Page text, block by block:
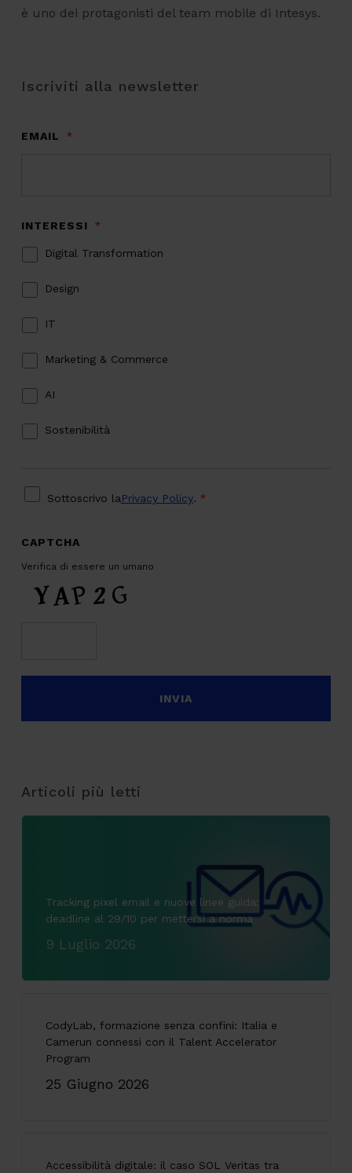
è uno dei protagonisti del team mobile di Intesys.
Iscriviti alla newsletter
EMAIL *
INTERESSI *
Digital Transformation
Design
IT
Marketing & Commerce
AI
Sostenibilità
PRIVACY
Sottoscrivo laPrivacy Policy. *
CAPTCHA
Verifica di essere un umano
Articoli più letti
Tracking pixel email e nuove linee guida:
deadline al 29/10 per mettersi a norma
9 Luglio 2026
CodyLab, formazione senza confini: Italia e
Camerun connessi con il Talent Accelerator
Program
25 Giugno 2026
Accessibilità digitale: il caso SOL Veritas tra